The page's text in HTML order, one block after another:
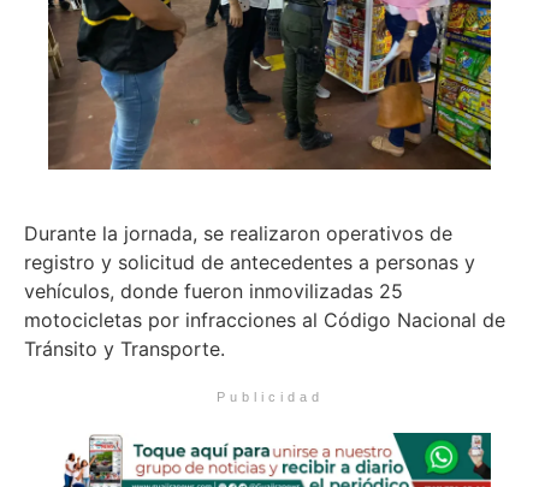
Durante la jornada, se realizaron operativos de
registro y solicitud de antecedentes a personas y
vehículos, donde fueron inmovilizadas 25
motocicletas por infracciones al Código Nacional de
Tránsito y Transporte.
Publicidad